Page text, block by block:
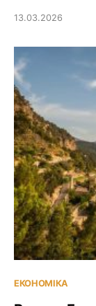
13.03.2026
ЕКОНОМІКА